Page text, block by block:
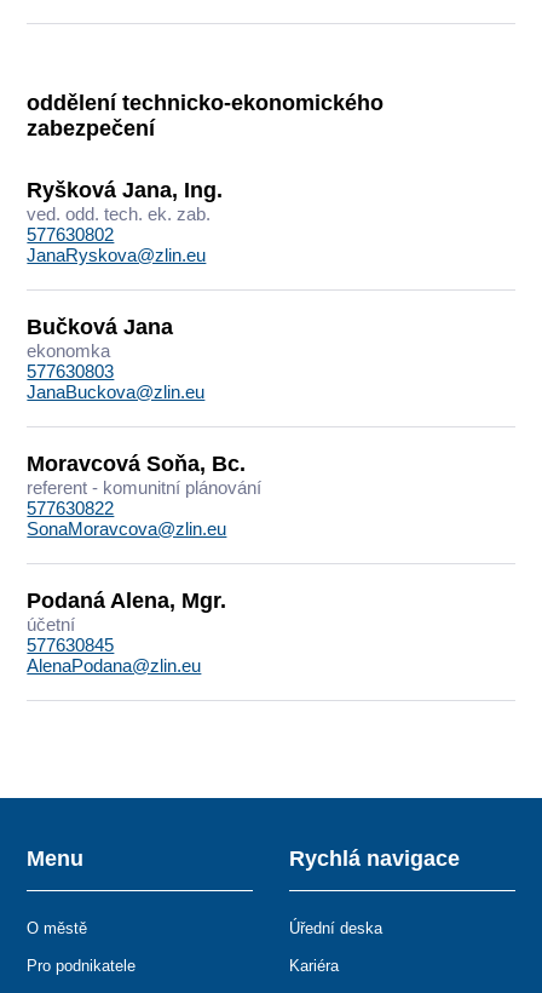
oddělení technicko-ekonomického
zabezpečení
Ryšková Jana, Ing.
ved. odd. tech. ek. zab.
577630802
JanaRyskova@zlin.eu
Bučková Jana
ekonomka
577630803
JanaBuckova@zlin.eu
Moravcová Soňa, Bc.
referent - komunitní plánování
577630822
SonaMoravcova@zlin.eu
Podaná Alena, Mgr.
účetní
577630845
AlenaPodana@zlin.eu
Menu
O městě
Pro podnikatele
Rychlá navigace
Úřední deska
Kariéra